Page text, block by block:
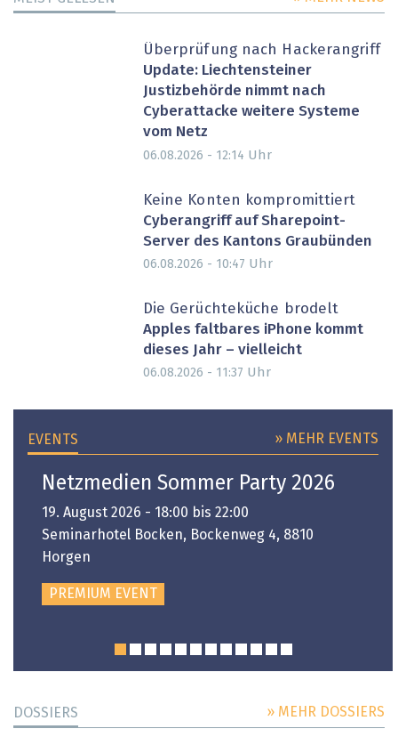
Überprüfung nach Hackerangriff
Update: Liechtensteiner
Justizbehörde nimmt nach
Cyberattacke weitere Systeme
vom Netz
06.08.2026 - 12:14 Uhr
Keine Konten kompromittiert
Cyberangriff auf Sharepoint-
Server des Kantons Graubünden
06.08.2026 - 10:47 Uhr
Die Gerüchteküche brodelt
Apples faltbares iPhone kommt
dieses Jahr – vielleicht
06.08.2026 - 11:37 Uhr
EVENTS » MEHR EVENTS
Netzmedien Sommer Party 2026
19. August 2026 - 18:00 bis 22:00
Seminarhotel Bocken, Bockenweg 4, 8810
Horgen
PREMIUM EVENT
DOSSIERS » MEHR DOSSIERS